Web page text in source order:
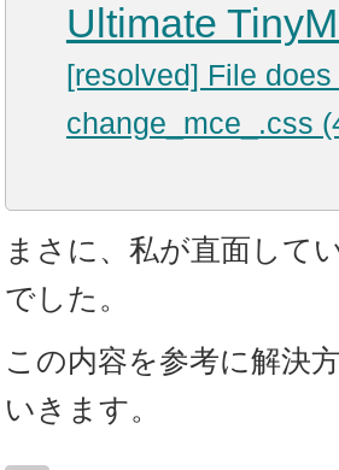
Ultimate
[resolved] File
change_mce_.css
まさに、私が直面して
でした。
この内容を参考に解決
いきます。